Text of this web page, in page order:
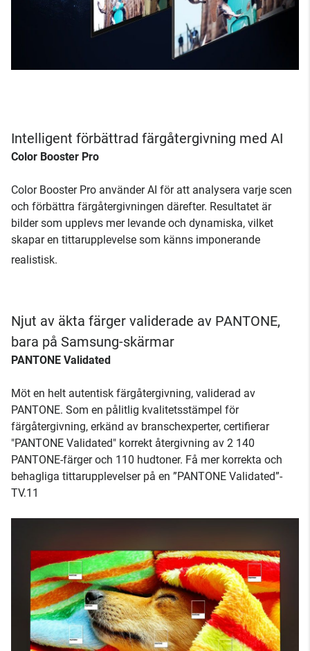
Intelligent förbättrad färgåtergivning med AI
Color Booster Pro
Color Booster Pro använder AI för att analysera varje scen
och förbättra färgåtergivningen därefter. Resultatet är
bilder som upplevs mer levande och dynamiska, vilket
skapar en tittarupplevelse som känns imponerande
realistisk.
Njut av äkta färger validerade av PANTONE,
bara på Samsung-skärmar
PANTONE Validated
Möt en helt autentisk färgåtergivning, validerad av
PANTONE. Som en pålitlig kvalitetsstämpel för
färgåtergivning, erkänd av branschexperter, certifierar
"PANTONE Validated" korrekt återgivning av 2 140
PANTONE-färger och 110 hudtoner. Få mer korrekta och
behagliga tittarupplevelser på en ”PANTONE Validated”-
TV.11